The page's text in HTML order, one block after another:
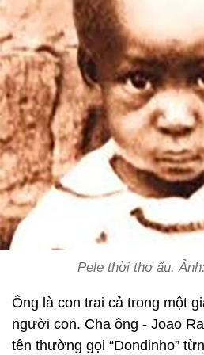
Pele thời thơ ấu.
Ông là con trai cả trong một
người con. Cha ông - Joao
tên thường gọi “Dondinho”